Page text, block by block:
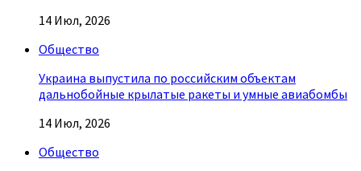
14 Июл, 2026
Общество
Украина выпустила по российским объектам
дальнобойные крылатые ракеты и умные авиабомбы
14 Июл, 2026
Общество